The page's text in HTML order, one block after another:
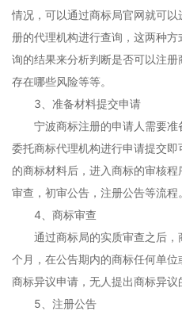
情况，可以通过商标局官网就可
册的代理机构进行查询，这两种
询的结果来分析判断是否可以注册
存在哪些风险等等。
3、准备材料提交申请
宁波商标注册的申请人需要准
委托商标代理机构进行申请提交
的商标材料后，进入商标的审核
审查，初审公告，注册公告等流程。
4、商标审查
通过商标局的实质审查之后，
个月，在公告期内的商标任何单
商标异议申请，无人提出商标异议
5、注册公告